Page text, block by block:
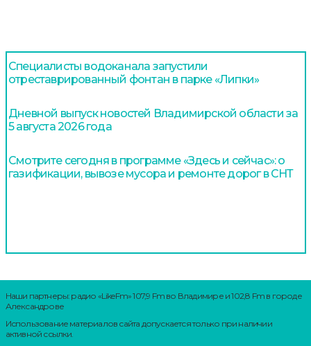
Специалисты водоканала запустили
отреставрированный фонтан в парке «Липки»
Дневной выпуск новостей Владимирской области за
5 августа 2026 года
Смотрите сегодня в программе «Здесь и сейчас»: о
газификации, вывозе мусора и ремонте дорог в СНТ
Наши партнеры: радио «LikeFm» 107,9 Fm во Владимире и 102,8 Fm в городе
Александрове
Использование материалов сайта допускается только при наличии
активной ссылки.